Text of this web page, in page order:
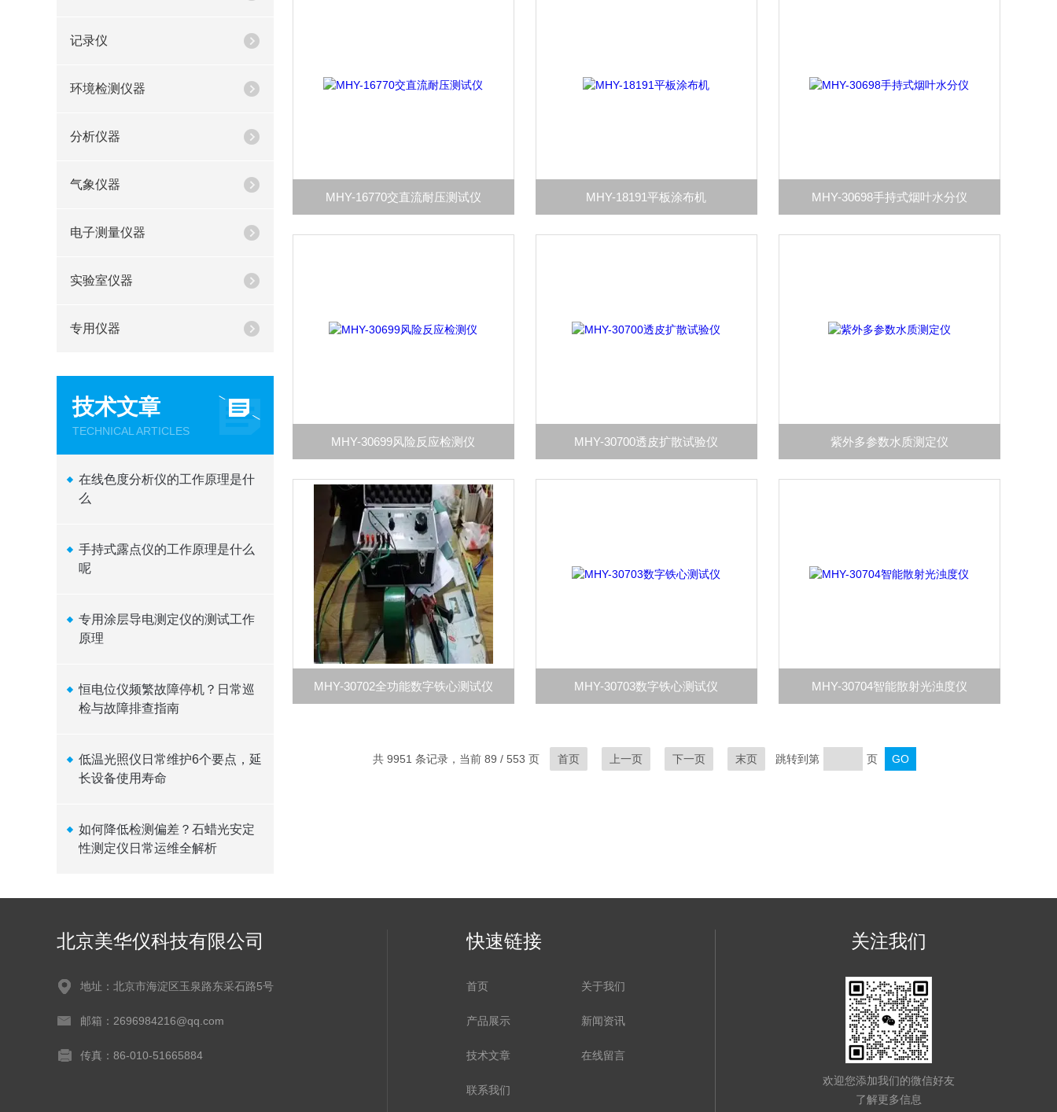
记录仪
环境检测仪器
分析仪器
气象仪器
电子测量仪器
实验室仪器
专用仪器
技术文章
TECHNICAL ARTICLES
在线色度分析仪的工作原理是什
么
手持式露点仪的工作原理是什么
呢
专用涂层导电测定仪的测试工作
原理
恒电位仪频繁故障停机？日常巡
检与故障排查指南
低温光照仪日常维护6个要点，延
长设备使用寿命
如何降低检测偏差？石蜡光安定
性测定仪日常运维全解析
MHY-16770交直流耐压测试仪 MHY-18191平板涂布机 MHY-30698手持式烟叶水分仪
MHY-30699风险反应检测仪 MHY-30700透皮扩散试验仪 紫外多参数水质测定仪
MHY-30702全功能数字铁心测试仪 MHY-30703数字铁心测试仪 MHY-30704智能散射光浊度仪
共 9951 条记录，当前 89 / 553 页 首页 上一页 下一页 末页 跳转到第 页
北京美华仪科技有限公司
地址：北京市海淀区玉泉路东采石路5号
邮箱：2696984216@qq.com
传真：86-010-51665884
快速链接
首页 关于我们
产品展示 新闻资讯
技术文章 在线留言
联系我们
关注我们
欢迎您添加我们的微信好友
了解更多信息